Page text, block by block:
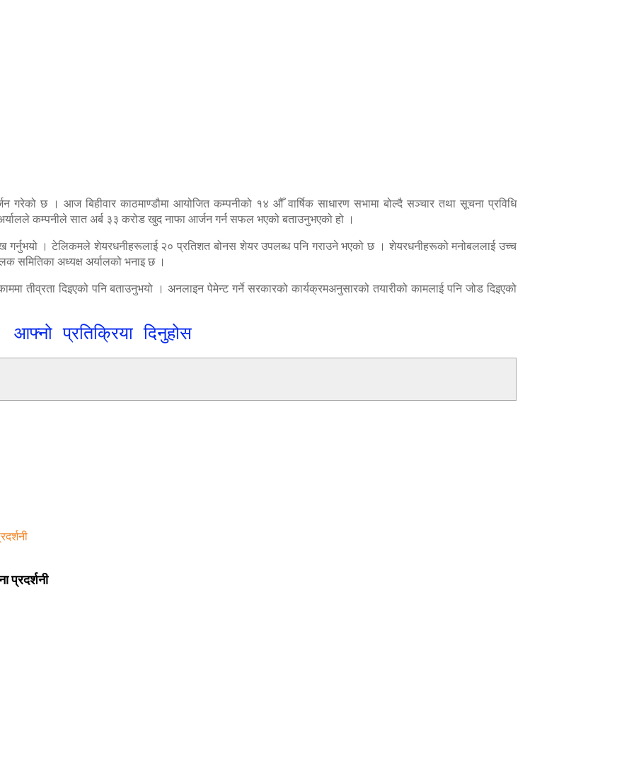
छ । आज बिहीवार काठमाण्डौमा आयोजित कम्पनीको १४ औँ वार्षिक साधारण सभामा बोल्दै सञ्चार तथा सूचना प्रविधि
कम्पनीले सात अर्ब ३३ करोड खुद नाफा आर्जन गर्न सफल भएको बताउनुभएको हो ।
। टेलिकमले शेयरधनीहरूलाई २० प्रतिशत बोनस शेयर उपलब्ध पनि गराउने भएको छ । शेयरधनीहरूको मनोबललाई उच्च
समितिका अध्यक्ष अर्यालको भनाइ छ ।
तीव्रता दिइएको पनि बताउनुभयो । अनलाइन पेमेन्ट गर्ने सरकारको कार्यक्रमअनुसारको तयारीको कामलाई पनि जोड दिइएको
आफ्नो प्रतिक्रिया दिनुहोस
प्रदर्शनी